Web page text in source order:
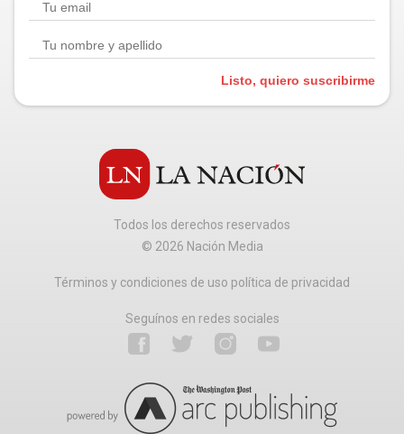
Listo, quiero suscribirme
Todos los derechos reservados
© 2026 Nación Media
Términos y condiciones de uso política de privacidad
Seguínos en redes sociales